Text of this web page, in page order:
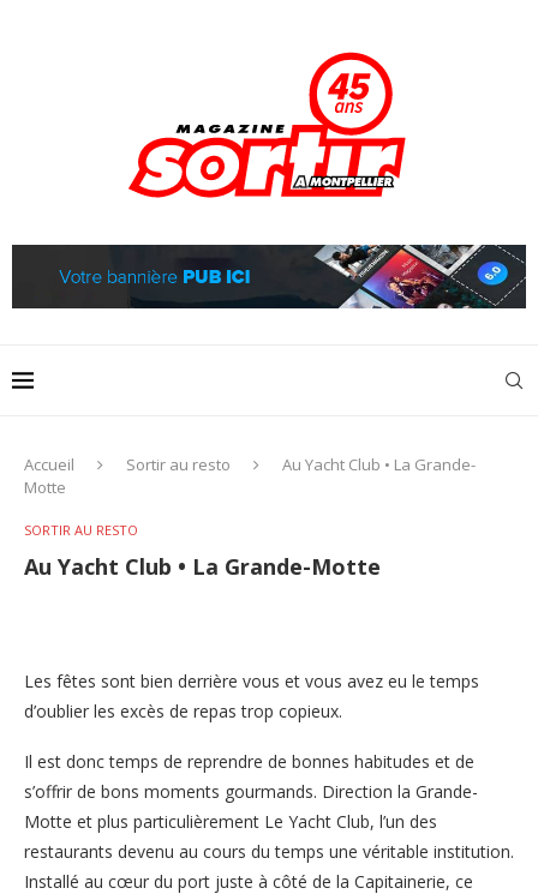
Accueil Sortir au resto
Au Yacht Club • La Grande-
Motte
SORTIR AU RESTO
Au Yacht Club • La Grande-Motte
Les fêtes sont bien derrière vous et vous avez eu le temps
d’oublier les excès de repas trop copieux.
Il est donc temps de reprendre de bonnes habitudes et de
s’offrir de bons moments gourmands. Direction la Grande-
Motte et plus particulièrement Le Yacht Club, l’un des
restaurants devenu au cours du temps une véritable institution.
Installé au cœur du port juste à côté de la Capitainerie, ce